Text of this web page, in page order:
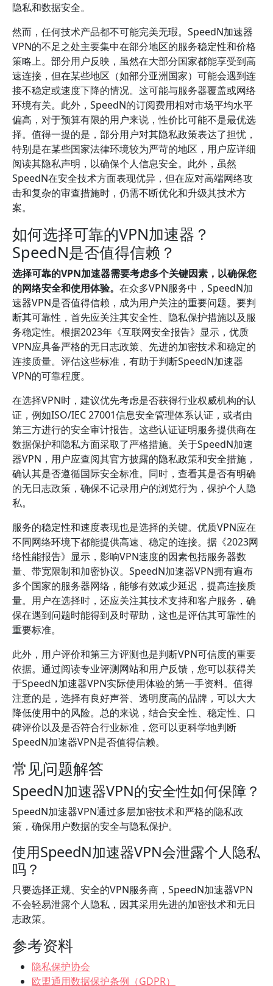
隐私和数据安全。
然而，任何技术产品都不可能完美无瑕。SpeedN加速器
VPN的不足之处主要集中在部分地区的服务稳定性和价格
策略上。部分用户反映，虽然在大部分国家都能享受到高
速连接，但在某些地区（如部分亚洲国家）可能会遇到连
接不稳定或速度下降的情况。这可能与服务器覆盖或网络
环境有关。此外，SpeedN的订阅费用相对市场平均水平
偏高，对于预算有限的用户来说，性价比可能不是最优选
择。值得一提的是，部分用户对其隐私政策表达了担忧，
特别是在某些国家法律环境较为严苛的地区，用户应详细
阅读其隐私声明，以确保个人信息安全。此外，虽然
SpeedN在安全技术方面表现优异，但在应对高端网络攻
击和复杂的审查措施时，仍需不断优化和升级其技术方
案。
如何选择可靠的VPN加速器？
SpeedN是否值得信赖？
选择可靠的VPN加速器需要考虑多个关键因素，以确保您
的网络安全和使用体验。 在众多VPN服务中，SpeedN加
速器VPN是否值得信赖，成为用户关注的重要问题。要判
断其可靠性，首先应关注其安全性、隐私保护措施以及服
务稳定性。根据2023年《互联网安全报告》显示，优质
VPN应具备严格的无日志政策、先进的加密技术和稳定的
连接质量。评估这些标准，有助于判断SpeedN加速器
VPN的可靠程度。
在选择VPN时，建议优先考虑是否获得行业权威机构的认
证，例如ISO/IEC 27001信息安全管理体系认证，或者由
第三方进行的安全审计报告。这些认证证明服务提供商在
数据保护和隐私方面采取了严格措施。关于SpeedN加速
器VPN，用户应查阅其官方披露的隐私政策和安全措施，
确认其是否遵循国际安全标准。同时，查看其是否有明确
的无日志政策，确保不记录用户的浏览行为，保护个人隐
私。
服务的稳定性和速度表现也是选择的关键。优质VPN应在
不同网络环境下都能提供高速、稳定的连接。据《2023网
络性能报告》显示，影响VPN速度的因素包括服务器数
量、带宽限制和加密协议。SpeedN加速器VPN拥有遍布
多个国家的服务器网络，能够有效减少延迟，提高连接质
量。用户在选择时，还应关注其技术支持和客户服务，确
保在遇到问题时能得到及时帮助，这也是评估其可靠性的
重要标准。
此外，用户评价和第三方评测也是判断VPN可信度的重要
依据。通过阅读专业评测网站和用户反馈，您可以获得关
于SpeedN加速器VPN实际使用体验的第一手资料。值得
注意的是，选择有良好声誉、透明度高的品牌，可以大大
降低使用中的风险。总的来说，结合安全性、稳定性、口
碑评价以及是否符合行业标准，您可以更科学地判断
SpeedN加速器VPN是否值得信赖。
常见问题解答
SpeedN加速器VPN的安全性如何保障？
SpeedN加速器VPN通过多层加密技术和严格的隐私政
策，确保用户数据的安全与隐私保护。
使用SpeedN加速器VPN会泄露个人隐私
吗？
只要选择正规、安全的VPN服务商，SpeedN加速器VPN
不会轻易泄露个人隐私，因其采用先进的加密技术和无日
志政策。
参考资料
隐私保护协会
欧盟通用数据保护条例（GDPR）